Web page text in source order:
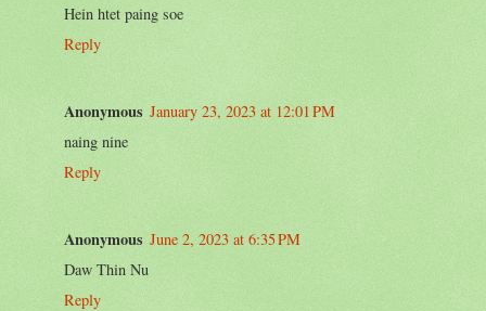
Hein htet paing soe
Reply
Anonymous January 23, 2023 at 12:01 PM
naing nine
Reply
Anonymous June 2, 2023 at 6:35 PM
Daw Thin Nu
Reply